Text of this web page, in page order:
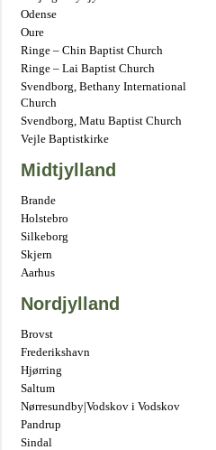
Odense
Oure
Ringe – Chin Baptist Church
Ringe – Lai Baptist Church
Svendborg, Bethany International
Church
Svendborg, Matu Baptist Church
Vejle Baptistkirke
Midtjylland
Brande
Holstebro
Silkeborg
Skjern
Aarhus
Nordjylland
Brovst
Frederikshavn
Hjørring
Saltum
Nørresundby|Vodskov i Vodskov
Pandrup
Sindal